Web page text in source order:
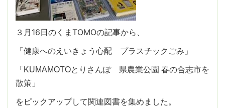
３月16日のくまTOMOの記事から、
「健康へのえいきょう心配 プラスチックごみ」
「KUMAMOTOとりさんぽ 県農業公園 春の合志市を
散策」
をピックアップして関連図書を集めました。